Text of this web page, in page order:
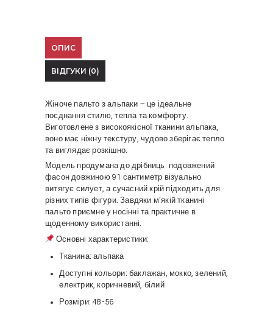
ОПИС
ВІДГУКИ (0)
Жіноче пальто з альпаки – це ідеальне
поєднання стилю, тепла та комфорту.
Виготовлене з високоякісної тканини альпака,
воно має ніжну текстуру, чудово зберігає тепло
та виглядає розкішно.
Модель продумана до дрібниць: подовжений
фасон довжиною 91 сантиметр візуально
витягує силует, а сучасний крій підходить для
різних типів фігури. Завдяки м’якій тканині
пальто приємне у носінні та практичне в
щоденному використанні.
Основні характеристики:
Тканина: альпака
Доступні кольори: баклажан, мокко, зелений,
електрик, коричневий, білий
Розміри: 48-56